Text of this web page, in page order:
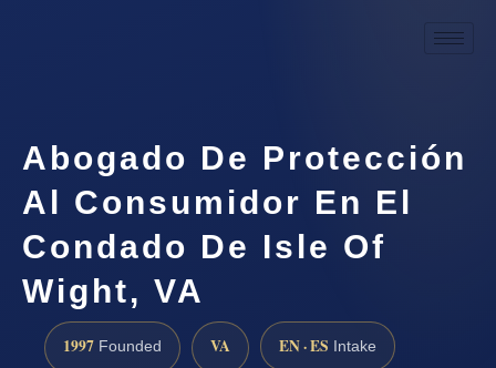
Abogado De Protección
Al Consumidor En El
Condado De Isle Of
Wight, VA
1997 Founded VA EN · ES Intake